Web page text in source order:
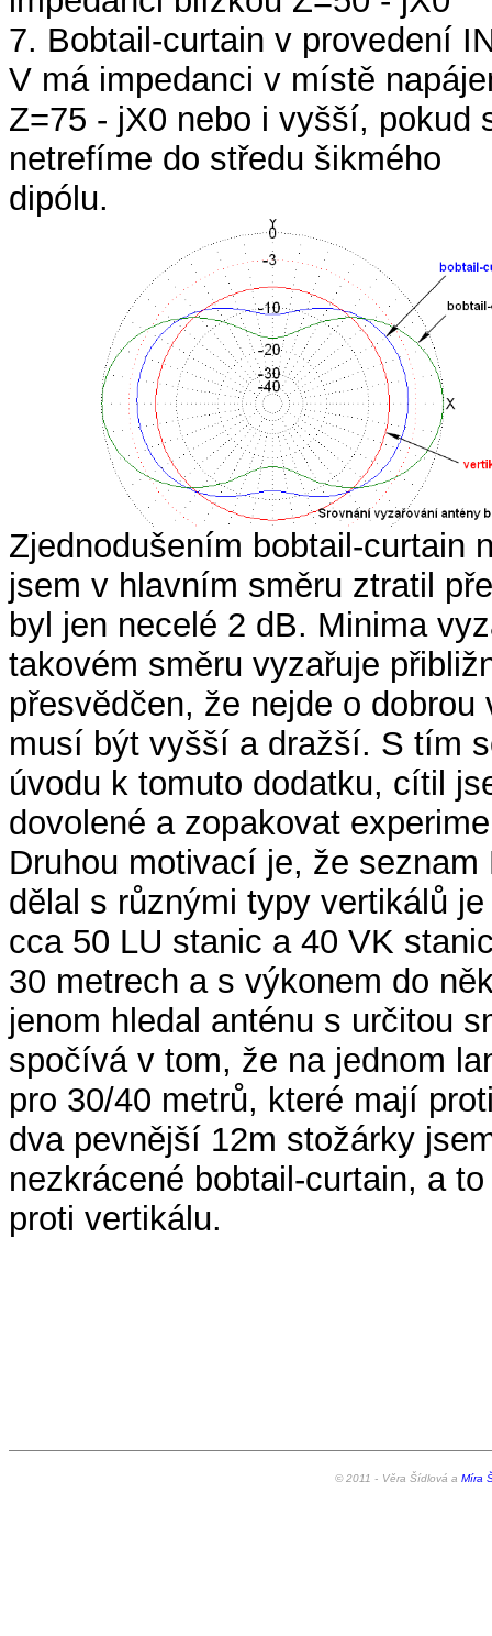
7. Bobtail-curtain v provedení
V má impedanci v místě
Z=75 - jX0 nebo i vyšší, pokud
netrefíme do středu šikmého
dipólu.
Zjednodušením bobtail-curtain
jsem v hlavním směru ztratil
byl jen necelé 2 dB. Minima
takovém směru vyzařuje
přesvědčen, že nejde o
musí být vyšší a dražší. S tím
úvodu k tomuto dodatku, cítil
dovolené a zopakovat
Druhou motivací je, že
dělal s různými typy vertikálů
cca 50 LU stanic a 40 VK
30 metrech a s výkonem do
jenom hledal anténu s určitou
spočívá v tom, že na jednom
pro 30/40 metrů, které mají
dva pevnější 12m stožárky
nezkrácené bobtail-curtain, a
proti vertikálu.
© 2011 - Věra Šídlová a Míra